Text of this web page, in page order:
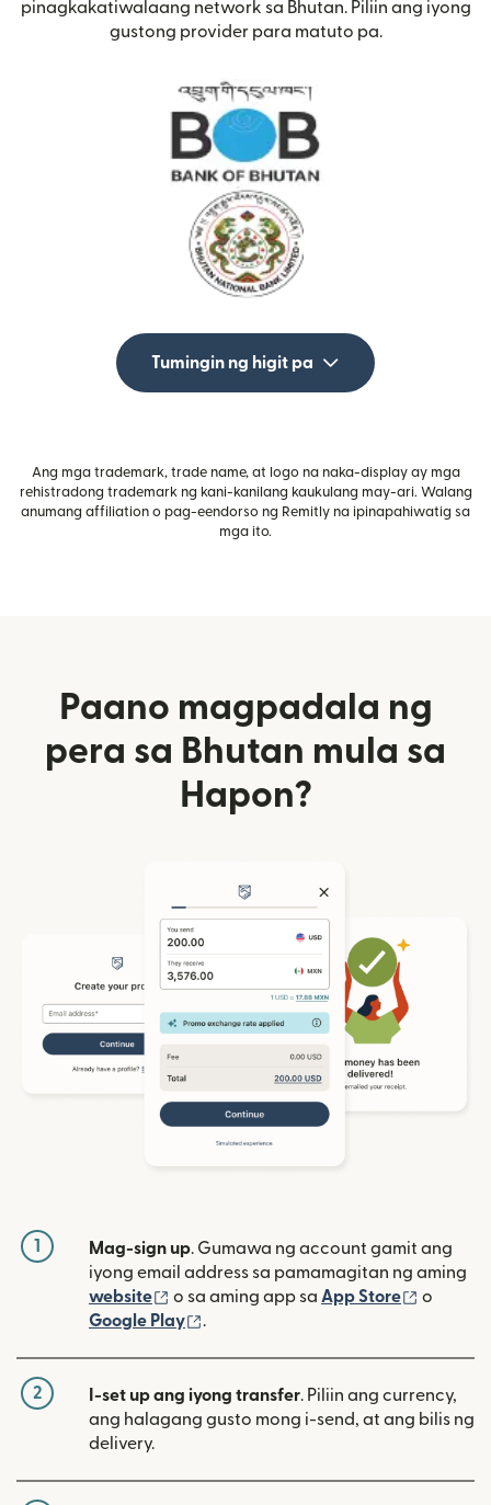
pinagkakatiwalaang network sa Bhutan. Piliin ang iyong
gustong provider para matuto pa.
Tumingin ng higit pa
Ang mga trademark, trade name, at logo na naka-display ay mga
rehistradong trademark ng kani-kanilang kaukulang may-ari. Walang
anumang affiliation o pag-eendorso ng Remitly na ipinapahiwatig sa
mga ito.
Paano magpadala ng
pera sa Bhutan mula sa
Hapon?
1 Mag-sign up. Gumawa ng account gamit ang
iyong email address sa pamamagitan ng aming
website
(bubukas sa bagong window)
o sa aming app sa App Store
o
Google Play
.
2 I-set up ang iyong transfer. Piliin ang currency,
ang halagang gusto mong i-send, at ang bilis ng
delivery.